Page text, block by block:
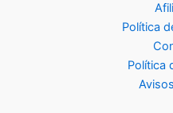
Política
Política